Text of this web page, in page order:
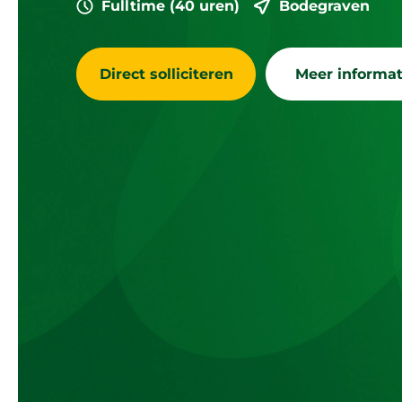
Fulltime (40 uren) Bodegraven
Direct solliciteren Meer